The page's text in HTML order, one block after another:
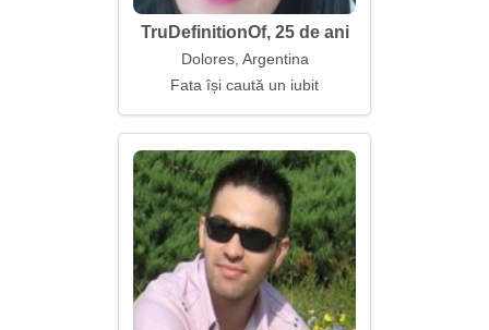
TruDefinitionOf, 25 de ani
Dolores, Argentina
Fata își caută un iubit